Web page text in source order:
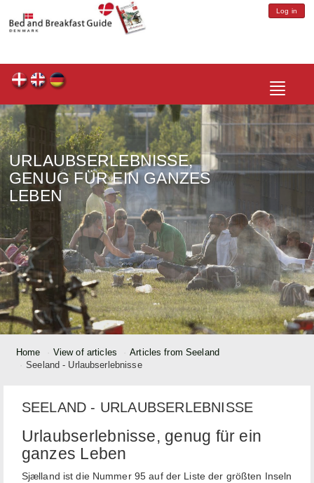
Log in
Toggle
URLAUBSERLEBNISSE,
GENUG FÜR EIN GANZES
LEBEN
Home View of articles
Articles from Seeland
Seeland - Urlaubserlebnisse
SEELAND - URLAUBSERLEBNISSE
Urlaubserlebnisse, genug für ein
ganzes Leben
Sjælland ist die Nummer 95 auf der Liste der größten Inseln